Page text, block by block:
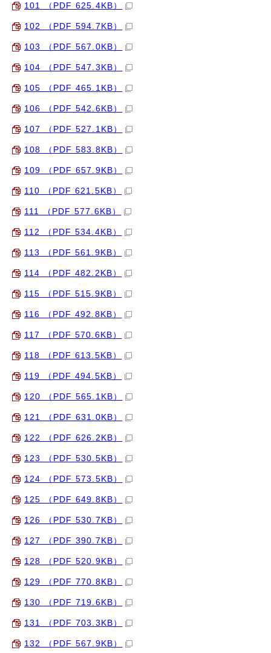
101 （PDF 625.4KB）
102 （PDF 594.7KB）
103 （PDF 567.0KB）
104 （PDF 547.3KB）
105 （PDF 465.1KB）
106 （PDF 542.6KB）
107 （PDF 527.1KB）
108 （PDF 583.8KB）
109 （PDF 657.9KB）
110 （PDF 621.5KB）
111 （PDF 577.6KB）
112 （PDF 534.4KB）
113 （PDF 561.9KB）
114 （PDF 482.2KB）
115 （PDF 515.9KB）
116 （PDF 492.8KB）
117 （PDF 570.6KB）
118 （PDF 613.5KB）
119 （PDF 494.5KB）
120 （PDF 565.1KB）
121 （PDF 631.0KB）
122 （PDF 626.2KB）
123 （PDF 530.5KB）
124 （PDF 573.5KB）
125 （PDF 649.8KB）
126 （PDF 530.7KB）
127 （PDF 390.7KB）
128 （PDF 520.9KB）
129 （PDF 770.8KB）
130 （PDF 719.6KB）
131 （PDF 703.3KB）
132 （PDF 567.9KB）